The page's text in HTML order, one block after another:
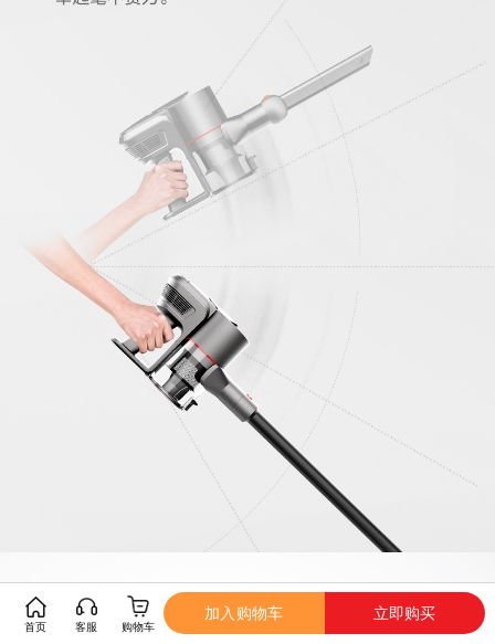
首页 客服 购物车
加入购物车 立即购买